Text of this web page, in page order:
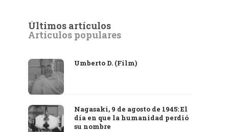
Últimos artículos
Artículos populares
Umberto D. (Film)
Nagasaki, 9 de agosto de 1945: El
día en que la humanidad perdió
su nombre